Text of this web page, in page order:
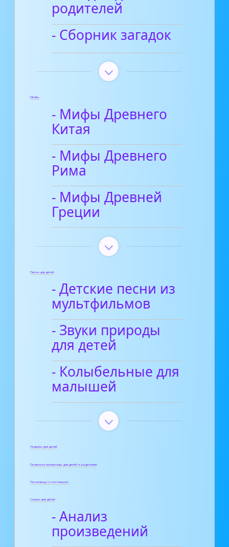
родителей
- Сборник загадок
Мифы
- Мифы Древнего
Китая
- Мифы Древнего
Рима
- Мифы Древней
Греции
Песни для детей
- Детские песни из
мультфильмов
- Звуки природы
для детей
- Колыбельные для
малышей
Поделки для детей
Полезные материалы для детей и родителей
Пословицы и поговорки
Сказки для детей
- Анализ
произведений